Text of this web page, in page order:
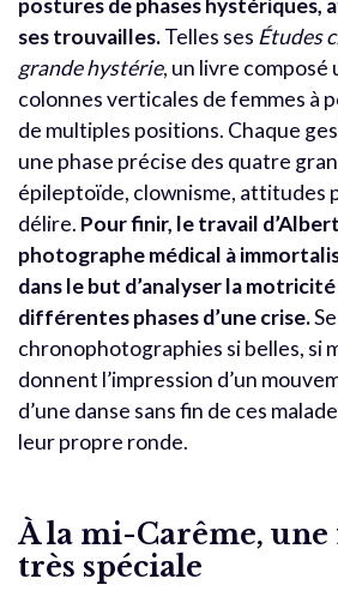
postures de phases hystériques,
ses trouvailles.Telles ses Études
grande hystérie, un livre composé
colonnes verticales de femmes à
de multiples positions. Chaque
une phase précise des quatre
épileptoïde, clownisme, attitudes
délire. Pour finir, le travail
photographe médical à
dans le but d’analyser la
différentes phases d’une crise.
chronophotographies si belles, si
donnent l’impression d’un
d’une danse sans fin de ces
leur propre ronde.
À la mi-Carême, une
très spéciale